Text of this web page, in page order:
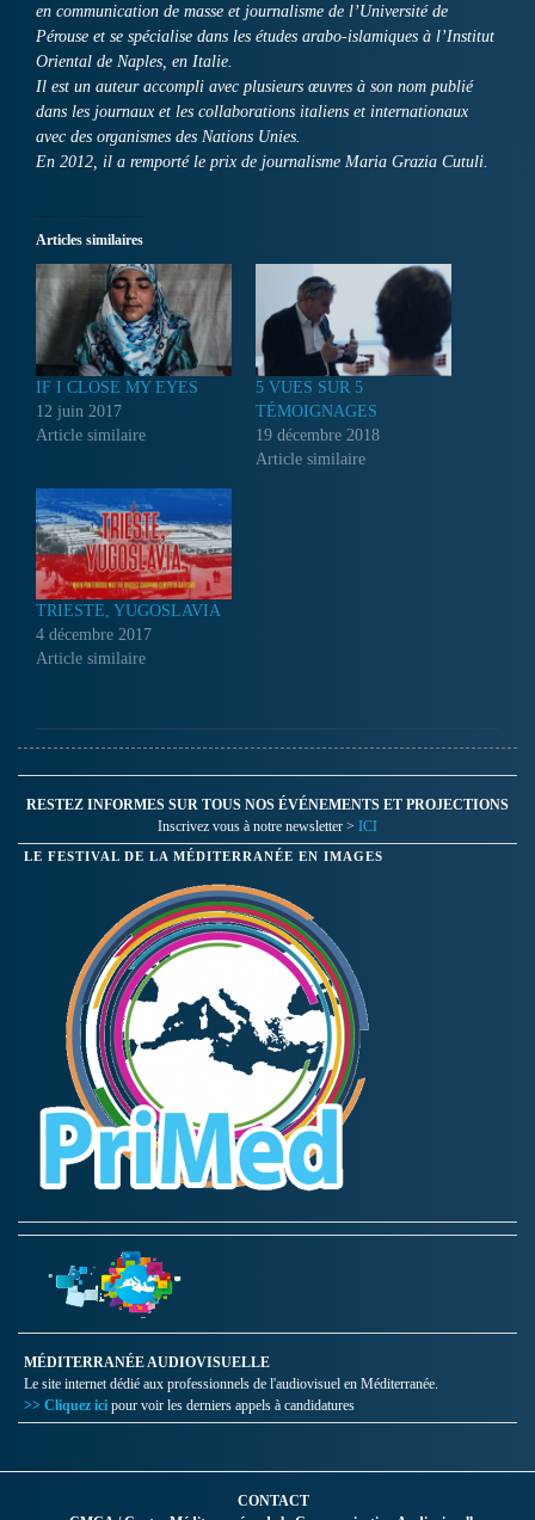
en communication de masse et journalisme de l’Université de
Pérouse et se spécialise dans les études arabo-islamiques à l’Institut
Oriental de Naples, en Italie.
Il est un auteur accompli avec plusieurs œuvres à son nom publié
dans les journaux et les collaborations italiens et internationaux
avec des organismes des Nations Unies.
En 2012, il a remporté le prix de journalisme Maria Grazia Cutuli.
Articles similaires
IF I CLOSE MY EYES
12 juin 2017
Article similaire
5 VUES SUR 5
TÉMOIGNAGES
19 décembre 2018
Article similaire
TRIESTE, YUGOSLAVIA
4 décembre 2017
Article similaire
RESTEZ INFORMES SUR TOUS NOS ÉVÉNEMENTS ET PROJECTIONS
Inscrivez vous à notre newsletter > ICI
LE FESTIVAL DE LA MÉDITERRANÉE EN IMAGES
MÉDITERRANÉE AUDIOVISUELLE
Le site internet dédié aux professionnels de l'audiovisuel en Méditerranée.
>> Cliquez ici pour voir les derniers appels à candidatures
CONTACT